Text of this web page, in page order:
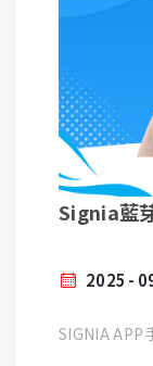
2025
Signia藍
SIGNIA APP